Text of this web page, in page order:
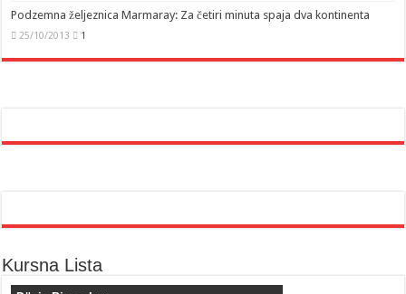
Podzemna željeznica Marmaray: Za četiri minuta spaja dva kontinenta
25/10/2013 1
Kursna Lista